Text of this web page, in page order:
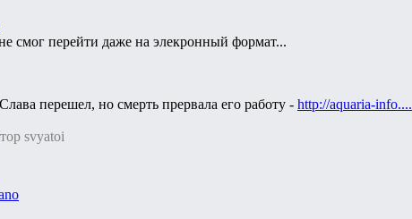
смог перейти даже на элекронный формат...
перешел, но смерть прервала его работу - http://aquaria-info....
svyatoi